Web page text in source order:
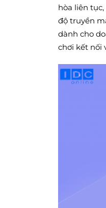
hòa liên
độ truyền
dành cho
chơi kết nối